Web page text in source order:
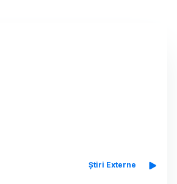
Știri Externe